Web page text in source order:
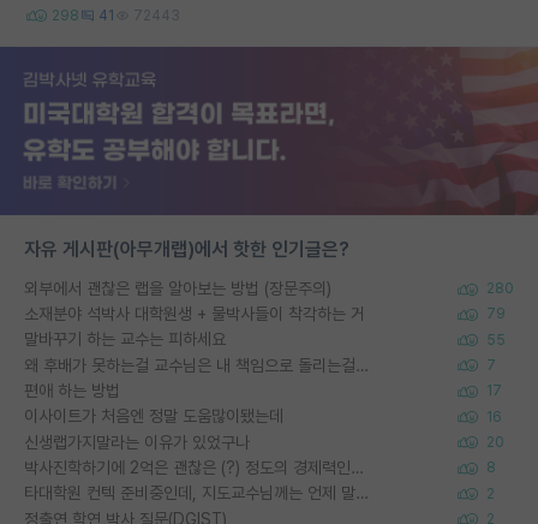
298 41 72443
자유 게시판(아무개랩)에서 핫한 인기글은?
외부에서 괜찮은 랩을 알아보는 방법 (장문주의) 280
소재분야 석박사 대학원생 + 물박사들이 착각하는 거 79
말바꾸기 하는 교수는 피하세요 55
왜 후배가 못하는걸 교수님은 내 책임으로 돌리는걸까요? 7
편애 하는 방법 17
이사이트가 처음엔 정말 도움많이됐는데 16
신생랩가지말라는 이유가 있었구나 20
박사진학하기에 2억은 괜찮은 (?) 정도의 경제력인가요 8
타대학원 컨텍 준비중인데, 지도교수님께는 언제 말씀드려야 할까요? 2
정출연 학연 박사 질문(DGIST) 2